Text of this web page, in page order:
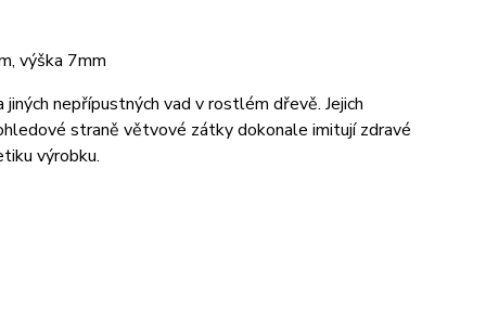
výška 7mm
nepřípustných vad v rostlém dřevě. Jejich
straně větvové zátky dokonale imitují zdravé
výrobku.